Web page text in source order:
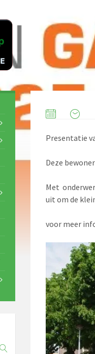
Presentatie
Deze
Met
uit om de
voor meer